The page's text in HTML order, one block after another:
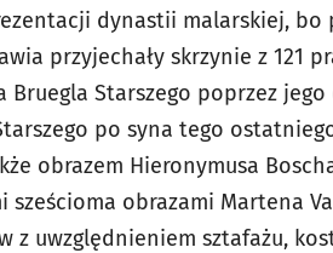
dynastii malarskiej, bo
przyjechały skrzynie z 121
Starszego poprzez
po syna tego
obrazem Hieronymusa
obrazami Martena
z uwzględnieniem sztafażu,